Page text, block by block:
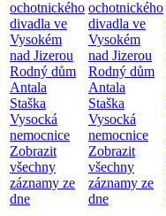
ochotnického
divadla ve
Vysokém
nad Jizerou
Rodný dům
Antala
Staška
Vysocká
nemocnice
Zobrazit
všechny
záznamy ze
dne
ochotnického
divadla ve
Vysokém
nad Jizerou
Rodný dům
Antala
Staška
Vysocká
nemocnice
Zobrazit
všechny
záznamy ze
dne